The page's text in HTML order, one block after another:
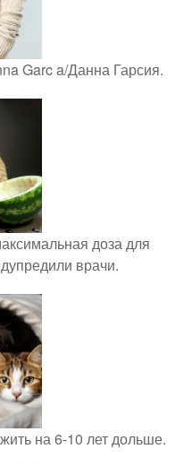
Garc a/Данна Гарсия.
доза для
врачи.
на 6-10 лет дольше.